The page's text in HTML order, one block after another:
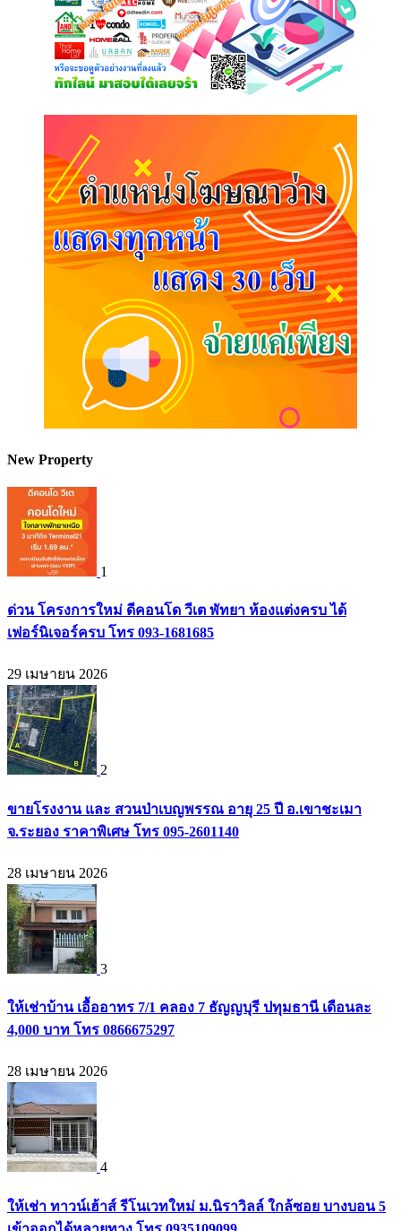
New Property
1
ด่วน โครงการใหม่ ดีคอนโด วีเต พัทยา ห้องแต่งครบ ได้
เฟอร์นิเจอร์ครบ โทร 093-1681685
29 เมษายน 2026
2
ขายโรงงาน และ สวนป่าเบญพรรณ อายุ 25 ปี อ.เขาชะเมา
จ.ระยอง ราคาพิเศษ โทร 095-2601140
28 เมษายน 2026
3
ให้เช่าบ้าน เอื้ออาทร 7/1 คลอง 7 ธัญญบุรี ปทุมธานี เดือนละ
4,000 บาท โทร 0866675297
28 เมษายน 2026
4
ให้เช่า ทาวน์เฮ้าส์ รีโนเวทใหม่ ม.นิราวิลล์ ใกล้ซอย บางบอน 5